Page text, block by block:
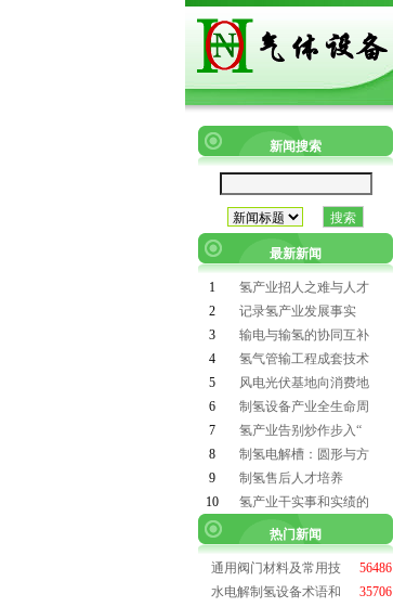
新闻搜索
最新新闻
1
氢产业招人之难与人才
2
记录氢产业发展事实
3
输电与输氢的协同互补
4
氢气管输工程成套技术
5
风电光伏基地向消费地
6
制氢设备产业全生命周
7
氢产业告别炒作步入“
8
制氢电解槽：圆形与方
9
制氢售后人才培养
10
氢产业干实事和实绩的
热门新闻
通用阀门材料及常用技
56486
水电解制氢设备术语和
35706